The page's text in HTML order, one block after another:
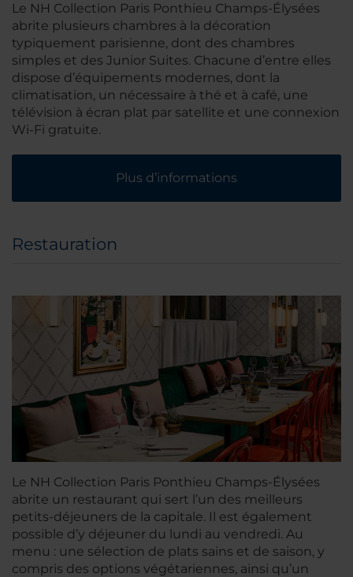
Le NH Collection Paris Ponthieu Champs-Élysées
abrite plusieurs chambres à la décoration
typiquement parisienne, dont des chambres
simples et des Junior Suites. Chacune d’entre elles
dispose d’équipements modernes, dont la
climatisation, un nécessaire à thé et à café, une
télévision à écran plat par satellite et une connexion
Wi-Fi gratuite.
Plus d’informations
Restauration
Le NH Collection Paris Ponthieu Champs-Élysées
abrite un restaurant qui sert l’un des meilleurs
petits-déjeuners de la capitale. Il est également
possible d’y déjeuner du lundi au vendredi. Au
menu : une sélection de plats sains et de saison, y
compris des options végétariennes, ainsi qu’un